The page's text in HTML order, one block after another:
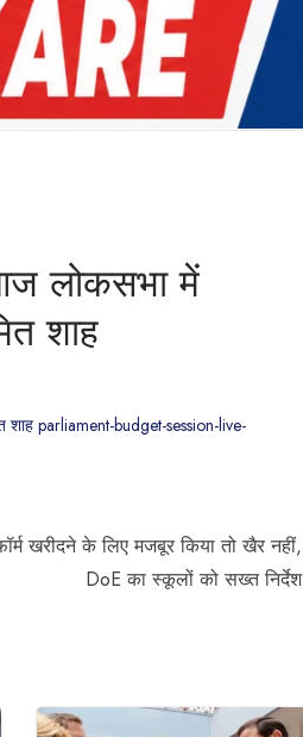
लोकसभा में
शाह
parliament-budget-session-live-
खरीदने के लिए मजबूर किया तो खैर नहीं,
DoE का स्कूलों को सख्त निर्देश